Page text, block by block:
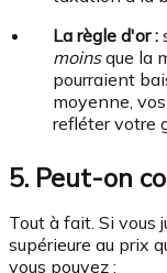
La règle d'or :
moinsque la
pourraient
moyenne,
refléter votre
5. Peut-on
Tout à fait. Si vous
supérieure au prix
vous pouvez :